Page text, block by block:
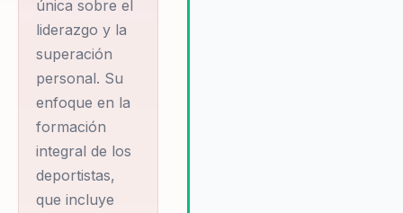
que abarca tanto el
desarrollo técnico
como el carácter y
los valores, ha sido
clave en su
metodología.
única sobre el
liderazgo y la
superación
personal. Su
enfoque en la
formación
integral de los
deportistas,
que incluye